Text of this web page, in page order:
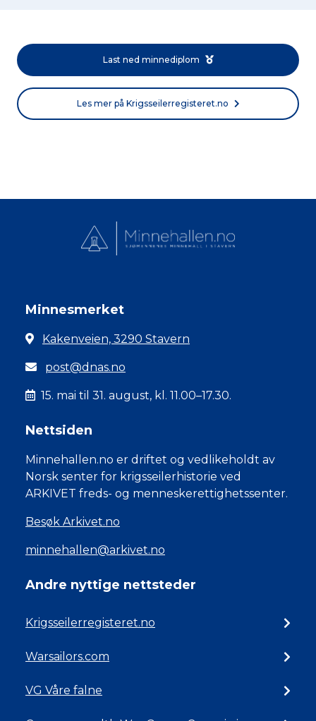
Last ned minnediplom
Les mer på Krigsseilerregisteret.no
Minnesmerket
Kakenveien, 3290 Stavern
post@dnas.no
15. mai til 31. august, kl. 11.00–17.30.
Nettsiden
Minnehallen.no er driftet og vedlikeholdt av
Norsk senter for krigsseilerhistorie ved
ARKIVET freds- og menneskerettighetssenter.
Besøk Arkivet.no
minnehallen@arkivet.no
Andre nyttige nettsteder
Krigsseilerregisteret.no
Warsailors.com
VG Våre falne